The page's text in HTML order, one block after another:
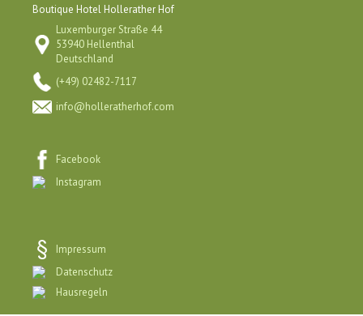
Boutique Hotel Hollerather Hof
Luxemburger Straße 44
53940 Hellenthal
Deutschland
(+49) 02482-7117
info@holleratherhof.com
Facebook
Instagram
Impressum
Datenschutz
Hausregeln